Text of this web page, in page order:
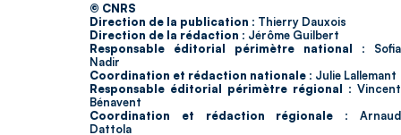
© CNRS
Direction de la publication : Thierry Dauxois
Direction de la rédaction : Jérôme Guilbert
Responsable éditorial périmètre national : Sofia
Nadir
Coordination et rédaction nationale : Julie Lallemant
Responsable éditorial périmètre régional : Vincent
Bénavent
Coordination et rédaction régionale : Arnaud
Dattola